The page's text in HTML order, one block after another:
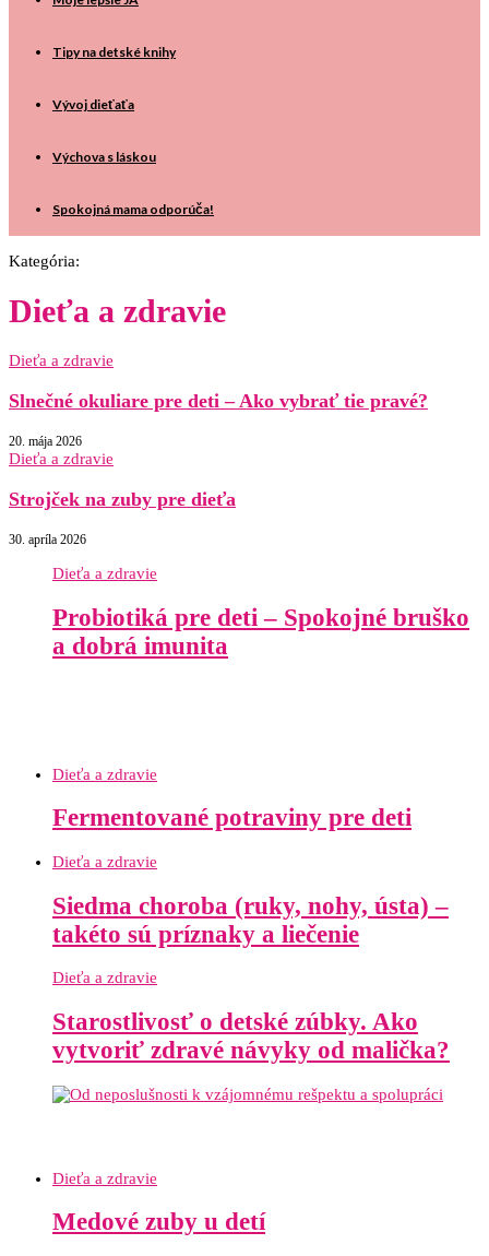
Tipy na detské knihy
Vývoj dieťaťa
Výchova s láskou
Spokojná mama odporúča!
Kategória:
Dieťa a zdravie
Dieťa a zdravie
Slnečné okuliare pre deti – Ako vybrať tie pravé?
20. mája 2026
Dieťa a zdravie
Strojček na zuby pre dieťa
30. apríla 2026
Dieťa a zdravie
Probiotiká pre deti – Spokojné bruško
a dobrá imunita
Dieťa a zdravie
Fermentované potraviny pre deti
Dieťa a zdravie
Siedma choroba (ruky, nohy, ústa) –
takéto sú príznaky a liečenie
Dieťa a zdravie
Starostlivosť o detské zúbky. Ako
vytvoriť zdravé návyky od malička?
Dieťa a zdravie
Medové zuby u detí